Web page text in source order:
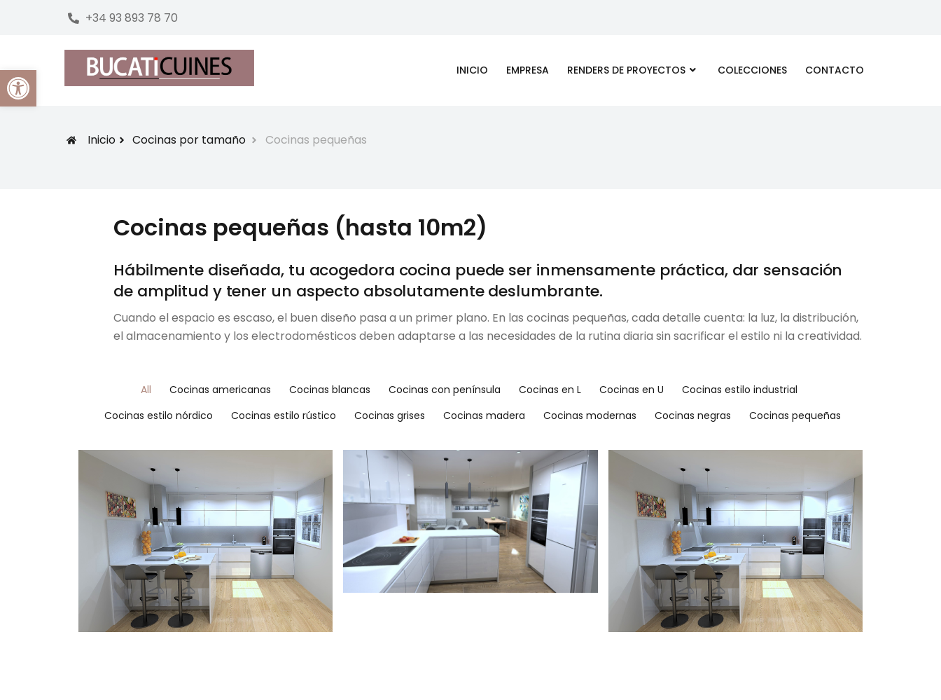
Abrir barra de herramientas
+34 93 893 78 70
INICIO EMPRESA RENDERS DE PROYECTOS COLECCIONES CONTACTO
Inicio Cocinas por tamaño Cocinas pequeñas
Cocinas pequeñas (hasta 10m2)
Hábilmente diseñada, tu acogedora cocina puede ser inmensamente práctica, dar sensación
de amplitud y tener un aspecto absolutamente deslumbrante.
Cuando el espacio es escaso, el buen diseño pasa a un primer plano. En las cocinas pequeñas, cada detalle cuenta: la luz, la distribución,
el almacenamiento y los electrodomésticos deben adaptarse a las necesidades de la rutina diaria sin sacrificar el estilo ni la creatividad.
All Cocinas americanas Cocinas blancas Cocinas con península Cocinas en L Cocinas en U
Cocinas estilo industrial
Cocinas estilo nórdico
Cocinas estilo rústico Cocinas grises Cocinas madera Cocinas modernas Cocinas negras Cocinas pequeñas